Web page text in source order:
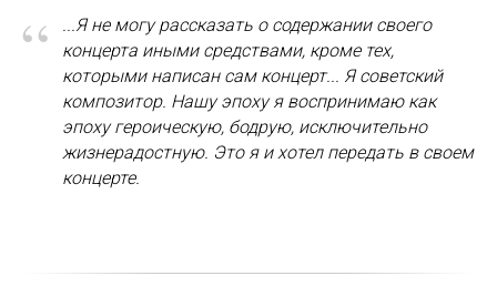
“
...Я не могу рассказать о содержании своего
концерта иными средствами, кроме тех,
которыми написан сам концерт... Я советский
композитор. Нашу эпоху я воспринимаю как
эпоху героическую, бодрую, исключительно
жизнерадостную. Это я и хотел передать в своем
концерте.